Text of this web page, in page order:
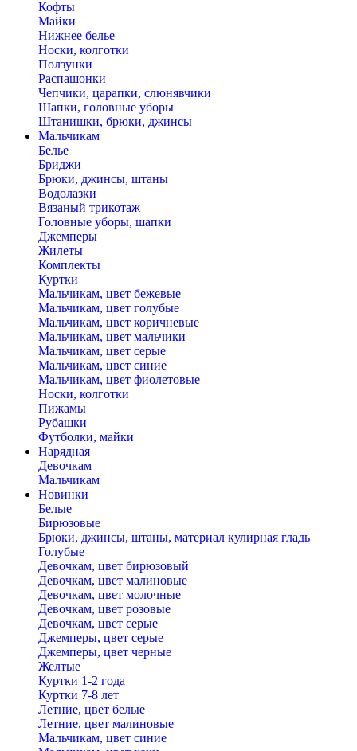
Кофты
Майки
Нижнее белье
Носки, колготки
Ползунки
Распашонки
Чепчики, царапки, слюнявчики
Шапки, головные уборы
Штанишки, брюки, джинсы
Мальчикам
Белье
Бриджи
Брюки, джинсы, штаны
Водолазки
Вязаный трикотаж
Головные уборы, шапки
Джемперы
Жилеты
Комплекты
Куртки
Мальчикам, цвет бежевые
Мальчикам, цвет голубые
Мальчикам, цвет коричневые
Мальчикам, цвет мальчики
Мальчикам, цвет серые
Мальчикам, цвет синие
Мальчикам, цвет фиолетовые
Носки, колготки
Пижамы
Рубашки
Футболки, майки
Нарядная
Девочкам
Мальчикам
Новинки
Белые
Бирюзовые
Брюки, джинсы, штаны, материал кулирная гладь
Голубые
Девочкам, цвет бирюзовый
Девочкам, цвет малиновые
Девочкам, цвет молочные
Девочкам, цвет розовые
Девочкам, цвет серые
Джемперы, цвет серые
Джемперы, цвет черные
Желтые
Куртки 1-2 года
Куртки 7-8 лет
Летние, цвет белые
Летние, цвет малиновые
Мальчикам, цвет синие